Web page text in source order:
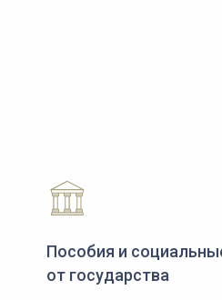
Пособия и
от государства